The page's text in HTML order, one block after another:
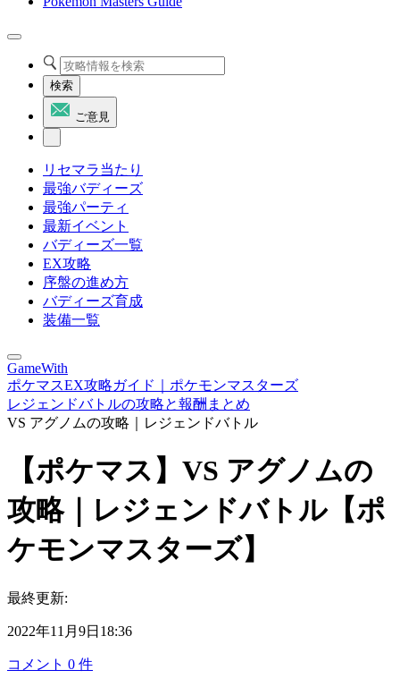
検索
ご意見
リセマラ当たり
最強バディーズ
最強パーティ
最新イベント
バディーズ一覧
EX攻略
序盤の進め方
バディーズ育成
装備一覧
GameWith
ポケマスEX攻略ガイド｜ポケモンマスターズ
レジェンドバトルの攻略と報酬まとめ
VS アグノムの攻略｜レジェンドバトル
【ポケマス】VS アグノムの
攻略｜レジェンドバトル【ポ
ケモンマスターズ】
最終更新:
2022年11月9日18:36
コメント 0 件